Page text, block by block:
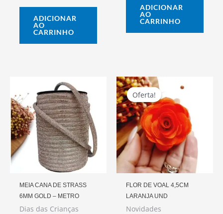
ADICIONAR
AO
CARRINHO
ADICIONAR
AO
CARRINHO
MEIA CANA DE STRASS
6MM GOLD – METRO
Dias das Crianças
Oferta!
Oferta!
FLOR DE VOAL 4,5CM
LARANJA UND
Novidades
O
Preço
Original
Era:
R$ 4,50.
Preço
É:
R$ 4,00.